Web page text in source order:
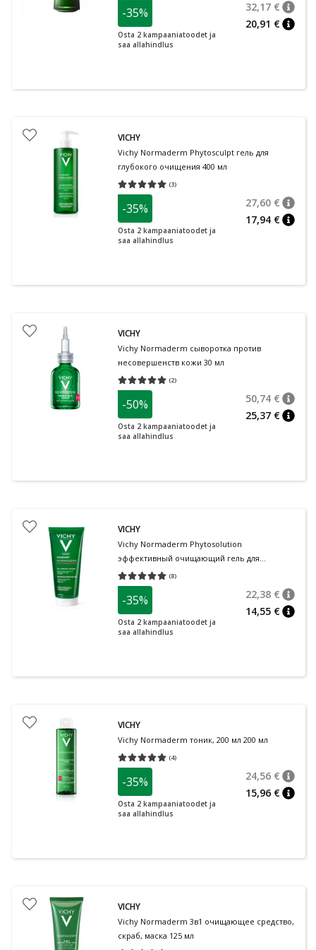
-35%
Osta 2 kampaaniatoodet ja
saa allahindlus
32,17 €
20,91 €
VICHY
Vichy Normaderm Phytosculpt гель для
глубокого очищения 400 мл
(3)
Средняя оценка 5.00
-35%
Osta 2 kampaaniatoodet ja
saa allahindlus
27,60 €
17,94 €
VICHY
Vichy Normaderm сыворотка против
несовершенств кожи 30 мл
(2)
Средняя оценка 5.00
-50%
Osta 2 kampaaniatoodet ja
saa allahindlus
50,74 €
25,37 €
VICHY
Vichy Normaderm Phytosolution
эффективный очищающий гель для
чувствительной жирной кожи 200 мл
(8)
Средняя оценка 5.00
-35%
Osta 2 kampaaniatoodet ja
saa allahindlus
22,38 €
14,55 €
VICHY
Vichy Normaderm тоник, 200 мл 200 мл
(4)
Средняя оценка 5.00
-35%
Osta 2 kampaaniatoodet ja
saa allahindlus
24,56 €
15,96 €
VICHY
Vichy Normaderm 3в1 очищающее средство,
скраб, маска 125 мл